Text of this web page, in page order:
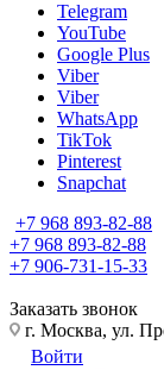
Telegram
YouTube
Google Plus
Viber
Viber
WhatsApp
TikTok
Pinterest
Snapchat
+7 968 893-82-88
+7 968 893-82-88
+7 906-731-15-33
Заказать звонок
г. Москва, ул.
Войти